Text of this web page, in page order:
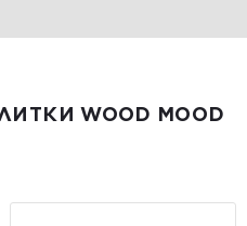
WOOD MOOD